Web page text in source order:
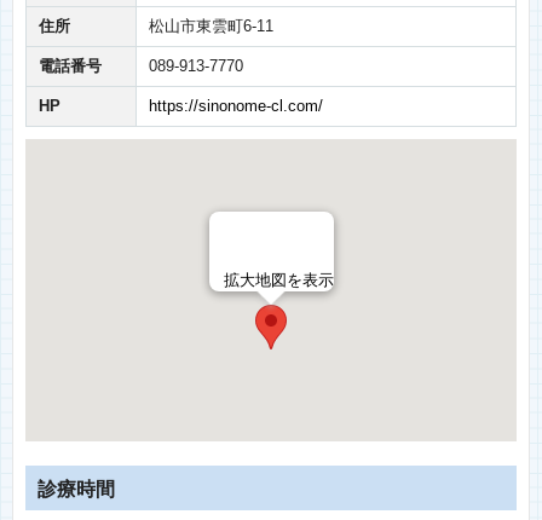
住所 松山市東雲町6-11
電話番号 089-913-7770
HP https://sinonome-cl.com/
拡大地図を表示
診療時間